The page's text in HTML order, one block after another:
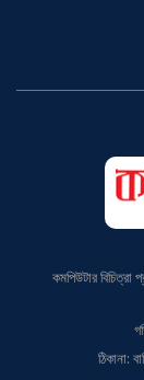
কমপিউটার
ঠিকানা: